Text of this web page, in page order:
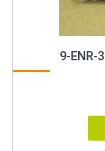
9-ENR-